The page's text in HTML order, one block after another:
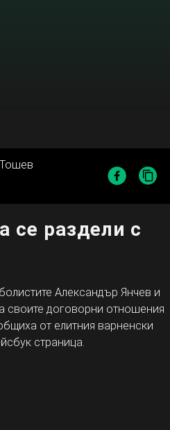
се раздели с
Александър Янчев и
своите договорни отношения
от елитния варненски
страница.